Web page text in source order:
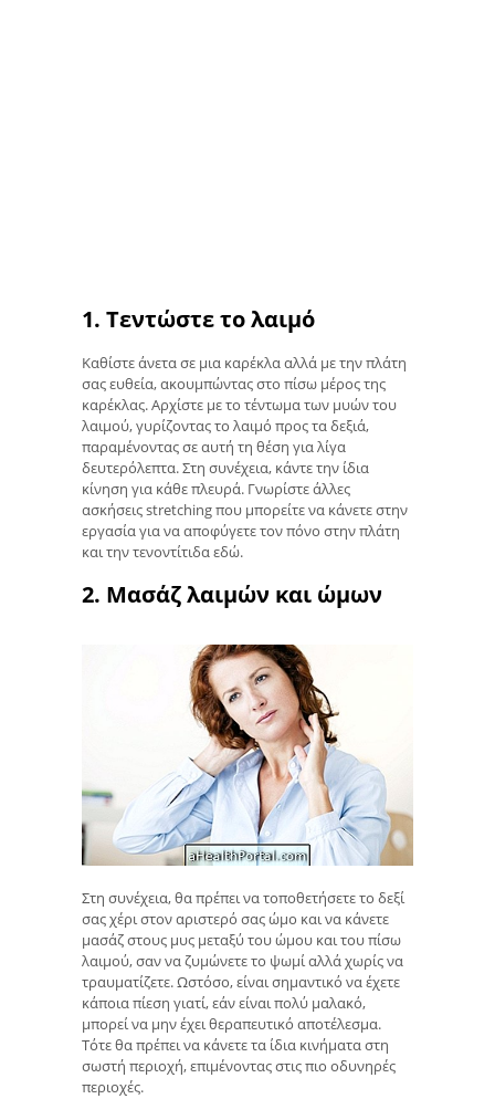
1. Τεντώστε το λαιμό
Καθίστε άνετα σε μια καρέκλα αλλά με την πλάτη
σας ευθεία, ακουμπώντας στο πίσω μέρος της
καρέκλας. Αρχίστε με το τέντωμα των μυών του
λαιμού, γυρίζοντας το λαιμό προς τα δεξιά,
παραμένοντας σε αυτή τη θέση για λίγα
δευτερόλεπτα. Στη συνέχεια, κάντε την ίδια
κίνηση για κάθε πλευρά. Γνωρίστε άλλες
ασκήσεις stretching που μπορείτε να κάνετε στην
εργασία για να αποφύγετε τον πόνο στην πλάτη
και την τενοντίτιδα εδώ.
2. Μασάζ λαιμών και ώμων
Στη συνέχεια, θα πρέπει να τοποθετήσετε το δεξί
σας χέρι στον αριστερό σας ώμο και να κάνετε
μασάζ στους μυς μεταξύ του ώμου και του πίσω
λαιμού, σαν να ζυμώνετε το ψωμί αλλά χωρίς να
τραυματίζετε. Ωστόσο, είναι σημαντικό να έχετε
κάποια πίεση γιατί, εάν είναι πολύ μαλακό,
μπορεί να μην έχει θεραπευτικό αποτέλεσμα.
Τότε θα πρέπει να κάνετε τα ίδια κινήματα στη
σωστή περιοχή, επιμένοντας στις πιο οδυνηρές
περιοχές.